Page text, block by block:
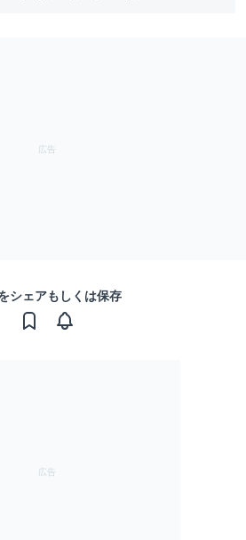
シェアもしくは保存